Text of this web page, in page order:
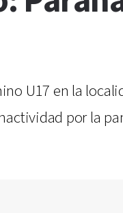
U17 en la
por la